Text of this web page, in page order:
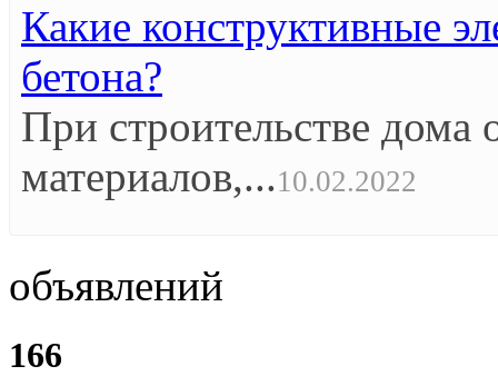
Какие конструктивные
бетона?
При строительстве
материалов,...10.02.2022
объявлений
166